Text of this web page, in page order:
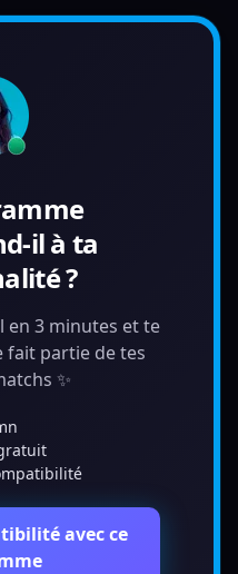
il à ta
?
en 3 minutes et te
fait partie de tes
✨
avec ce